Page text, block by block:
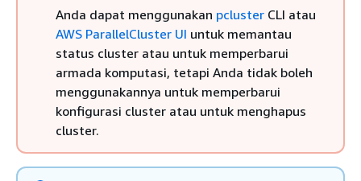
Anda dapat menggunakan pcluster CLI atau
AWS ParallelCluster UI untuk memantau
status cluster atau untuk memperbarui
armada komputasi, tetapi Anda tidak boleh
menggunakannya untuk memperbarui
konfigurasi cluster atau untuk menghapus
cluster.